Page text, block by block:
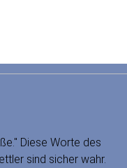
Diese Worte des
sind sicher wahr.